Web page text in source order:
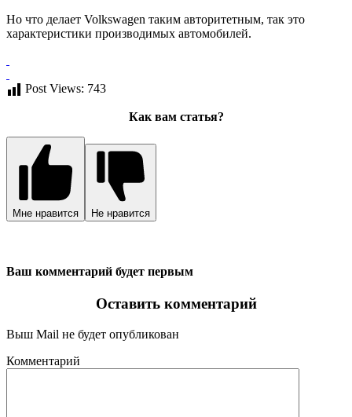
Но что делает Volkswagen таким авторитетным, так это
характеристики производимых автомобилей.
Post Views: 743
Как вам статья?
Мне нравится Не нравится
Ваш комментарий будет первым
Оставить комментарий
Выш Mail не будет опубликован
Комментарий